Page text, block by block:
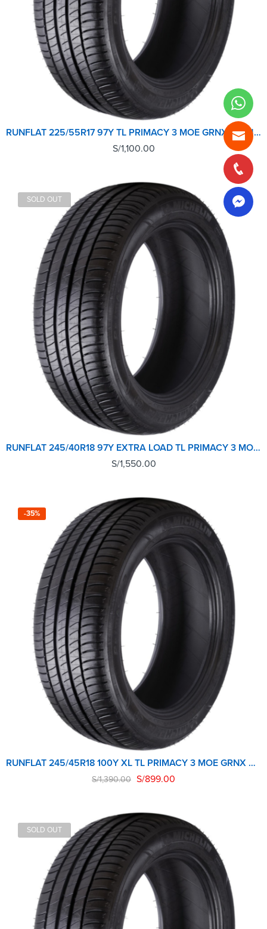
RUNFLAT 225/55R17 97Y TL PRIMACY 3 MOE GRNX MICHELIN
S/1,100.00
SOLD OUT
RUNFLAT 245/40R18 97Y EXTRA LOAD TL PRIMACY 3 MOE GRNX MICHELIN
S/1,550.00
-35%
RUNFLAT 245/45R18 100Y XL TL PRIMACY 3 MOE GRNX MICHELIN
S/1,390.00 S/899.00
SOLD OUT